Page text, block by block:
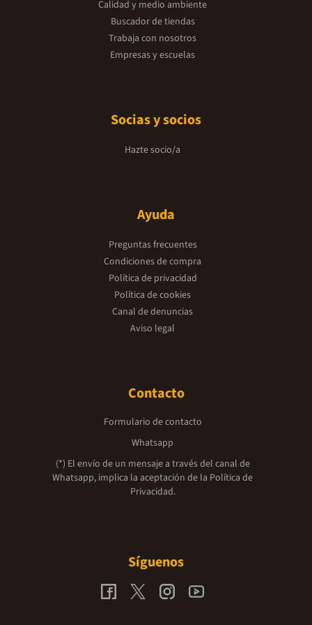
Calidad y medio ambiente
Buscador de tiendas
Trabaja con nosotros
Empresas y escuelas
Socias y socios
Hazte socio/a
Ayuda
Preguntas frecuentes
Condiciones de compra
Política de privacidad
Política de cookies
Canal de denuncias
Aviso legal
Contacto
Formulario de contacto
Whatsapp
(*) El envío de un mensaje a través del canal de
Whatsapp, implica la aceptación de la Política de
Privacidad.
Síguenos